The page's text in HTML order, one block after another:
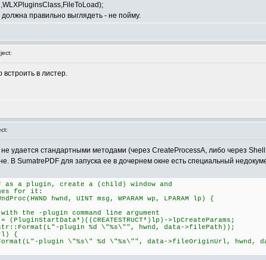
правильно выглядеть - не пойму.
в листер.
удается стандартными методами (через CreateProcessA, либо через
В SumatrePDF для запуска ее в дочернем окне есть специальный
as a plugin, create a (child) window and
for it:
hwnd, UINT msg, WPARAM wp, LPARAM lp) {
-plugin command line argument
>lpCreateParams;
plugin %d \"%s\"", hwnd, data->filePath));
{
plugin \"%s\" %d \"%s\"", data->fileOriginUrl, hwnd,